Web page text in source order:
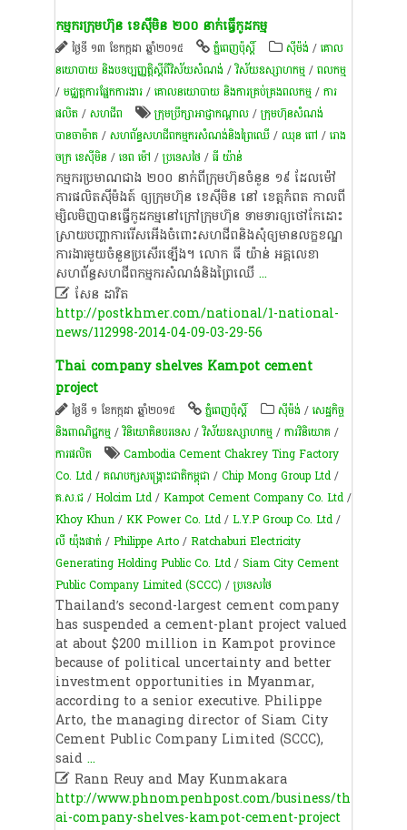
កម្មករ​ក្រុមហ៊ុន ខេស៊ីមិន ២០០ នាក់​ធ្វើ​កូដកម្ម
ថ្ងៃទី ១៣ ខែកក្កដា ឆ្នាំ២០១៥ ភ្នំពេញប៉ុស្តិ៍ ​ស៊ីម៉ង់​ /គោល
នយោបាយ និងបទប្បញ្ញត្តិស្តីពីវិស័យសំណង់ /វិស័យឧស្សាហកម្ម/ពល​កម្ម
/មជ្ឈត្តការផ្នែកការងារ/គោលនយោបាយ និងការគ្រប់គ្រងពលកម្ម/ការ
ផលិត​/សហជីព ក្រុមប្រឹក្សាអាជ្ញាកណ្តាល/ក្រុមហ៊ុនសំណង់
បានចាម៉ាត/សហព័ន្ធ​សហជីព​កម្មករ​សំណង់​និង​ព្រៃឈើ​/ឈុន ពៅ /រោង
ចក្រ ខេស៊ីមិន /ទេព ម៉ៅ /ប្រទេសថៃ /ធី យ៉ាន់
កម្មករ​ប្រមាណ​ជាង ២០០ នាក់​ពី​ក្រុមហ៊ុន​ចំនួន ១៩ ដែល​ម៉ៅ
ការ​ផលិត​ស៊ីម៉ងត៍ ឲ្យ​ក្រុមហ៊ុន ខេស៊ីមិន នៅ ខេត្ត​កំពត កាល​ពី​
ម្សិលមិញ​បាន​ធ្វើ​កូដកម្ម​នៅ​ក្រៅ​ក្រុមហ៊ុន ទាមទារ​ឲ្យ​ថៅកែ​ដោះ
ស្រាយ​បញ្ហា​ការ​រើស​អើង​ចំពោះ​សហជីព​និង​សុំ​ឲ្យ​មាន​លក្ខខណ្ឌ​
ការងារ​មួយ​ចំនួន​ប្រសើរ​ឡើង។ លោក ធី យ៉ាន់ អគ្គ​លេខា​
សហព័ន្ធ​សហជីព​កម្មករ​សំណង់​និង​ព្រៃឈើ ...
សែន ដាវិត
http://postkhmer.com/national/1-national-
news/112998-2014-04-09-03-29-56
Thai company shelves Kampot cement
project
ថ្ងៃទី ១ ខែកក្កដា ឆ្នាំ២០១៥ ភ្នំពេញប៉ុស្តិ៍ ​ស៊ីម៉ង់​ /សេដ្ឋកិច្ច
និងពាណិជ្ជកម្ម/វិនិយោគិនបរទេស/វិស័យឧស្សាហកម្ម/ការវិនិយោគ/
ការផលិត​
Cambodia Cement Chakrey Ting Factory
Co. Ltd/គណបក្សសង្គ្រោះជាតិកម្ពុជា /Chip Mong Group Ltd/
គ.ស.ជ /Holcim Ltd/Kampot Cement Company Co. Ltd/
Khoy Khun/KK Power Co. Ltd/L.Y.P Group Co. Ltd/
លី យ៉ុងផាត់/Philippe Arto/Ratchaburi Electricity
Generating Holding Public Co. Ltd/Siam City Cement
Public Company Limited (SCCC) /ប្រទេសថៃ
Thailand’s second-largest cement company
has suspended a cement-plant project valued
at about $200 million in Kampot province
because of political uncertainty and better
investment opportunities in Myanmar,
according to a senior executive. Philippe
Arto, the managing director of Siam City
Cement Public Company Limited (SCCC),
said ...
Rann Reuy and May Kunmakara
http://www.phnompenhpost.com/business/th
ai-company-shelves-kampot-cement-project